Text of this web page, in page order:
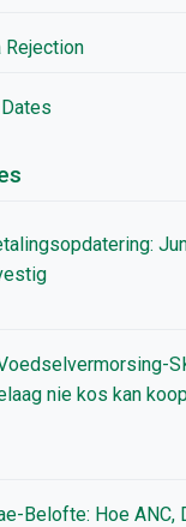
Rejection
nie kos kan
Belofte: Hoe ANC,